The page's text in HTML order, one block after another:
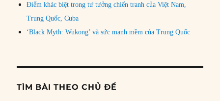
Điểm khác biệt trong tư tưởng chiến tranh của Việt Nam,
Trung Quốc, Cuba
‘Black Myth: Wukong’ và sức mạnh mềm của Trung Quốc
TÌM BÀI THEO CHỦ ĐỀ